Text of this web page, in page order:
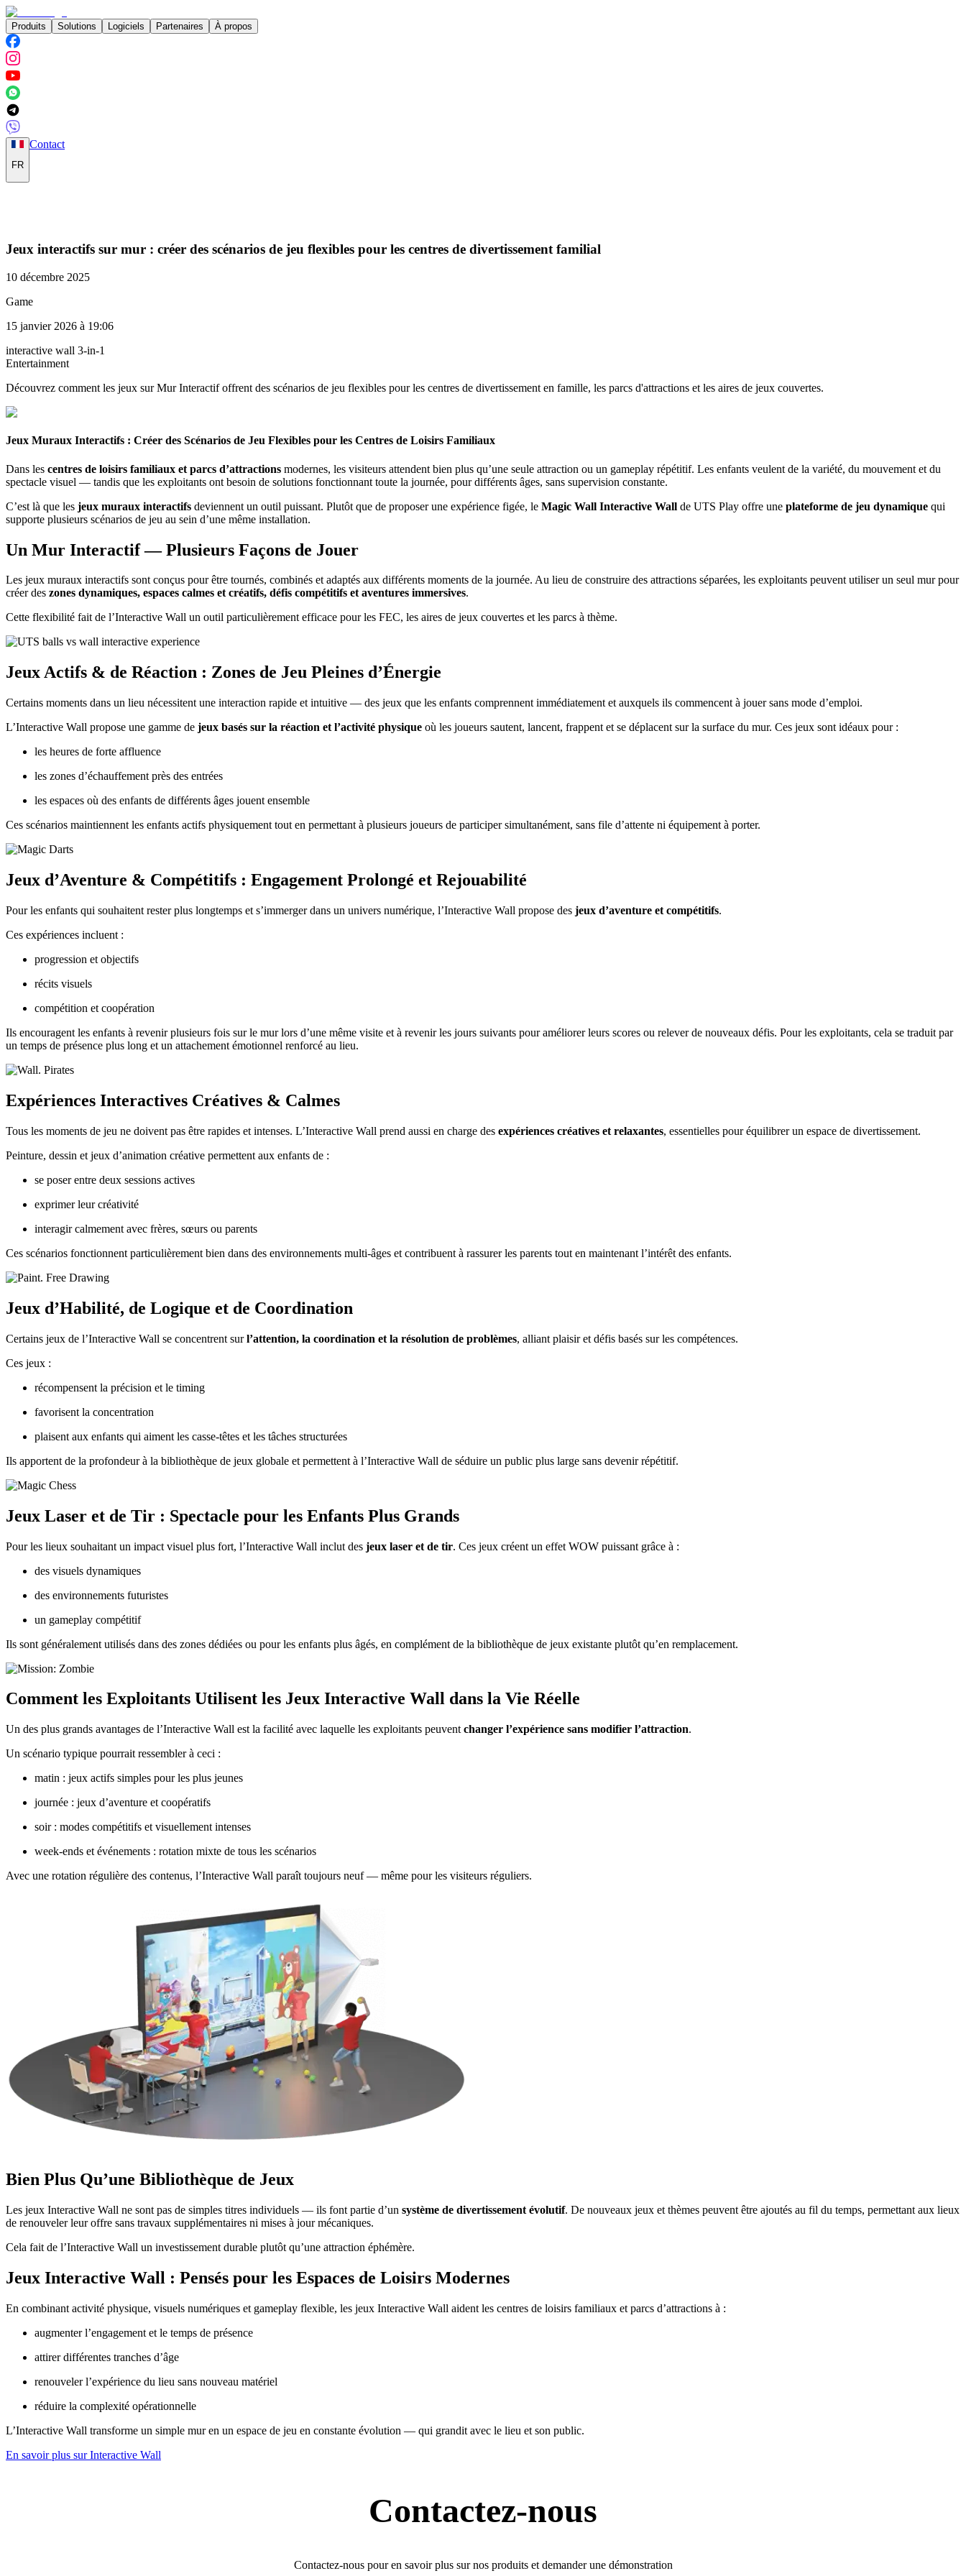
Produits Solutions Logiciels Partenaires À propos
FR
Contact
Jeux interactifs sur mur : créer des scénarios de jeu flexibles pour les centres de divertissement familial
10 décembre 2025
Game
15 janvier 2026 à 19:06
interactive wall 3-in-1
Entertainment
Découvrez comment les jeux sur Mur Interactif offrent des scénarios de jeu flexibles pour les centres de divertissement en famille, les parcs d'attractions et les aires de jeux couvertes.
Jeux Muraux Interactifs : Créer des Scénarios de Jeu Flexibles pour les Centres de Loisirs Familiaux
Dans les centres de loisirs familiaux et parcs d’attractions modernes, les visiteurs attendent bien plus qu’une seule attraction ou un gameplay répétitif. Les enfants veulent de la variété, du mouvement et du
spectacle visuel — tandis que les exploitants ont besoin de solutions fonctionnant toute la journée, pour différents âges, sans supervision constante.
C’est là que les jeux muraux interactifs deviennent un outil puissant. Plutôt que de proposer une expérience figée, le Magic Wall Interactive Wall de UTS Play offre une plateforme de jeu dynamique qui
supporte plusieurs scénarios de jeu au sein d’une même installation.
Un Mur Interactif — Plusieurs Façons de Jouer
Les jeux muraux interactifs sont conçus pour être tournés, combinés et adaptés aux différents moments de la journée. Au lieu de construire des attractions séparées, les exploitants peuvent utiliser un seul mur pour
créer des zones dynamiques, espaces calmes et créatifs, défis compétitifs et aventures immersives.
Cette flexibilité fait de l’Interactive Wall un outil particulièrement efficace pour les FEC, les aires de jeux couvertes et les parcs à thème.
Jeux Actifs & de Réaction : Zones de Jeu Pleines d’Énergie
Certains moments dans un lieu nécessitent une interaction rapide et intuitive — des jeux que les enfants comprennent immédiatement et auxquels ils commencent à jouer sans mode d’emploi.
L’Interactive Wall propose une gamme de jeux basés sur la réaction et l’activité physique où les joueurs sautent, lancent, frappent et se déplacent sur la surface du mur. Ces jeux sont idéaux pour :
les heures de forte affluence
les zones d’échauffement près des entrées
les espaces où des enfants de différents âges jouent ensemble
Ces scénarios maintiennent les enfants actifs physiquement tout en permettant à plusieurs joueurs de participer simultanément, sans file d’attente ni équipement à porter.
Jeux d’Aventure & Compétitifs : Engagement Prolongé et Rejouabilité
Pour les enfants qui souhaitent rester plus longtemps et s’immerger dans un univers numérique, l’Interactive Wall propose des jeux d’aventure et compétitifs.
Ces expériences incluent :
progression et objectifs
récits visuels
compétition et coopération
Ils encouragent les enfants à revenir plusieurs fois sur le mur lors d’une même visite et à revenir les jours suivants pour améliorer leurs scores ou relever de nouveaux défis. Pour les exploitants, cela se traduit par
un temps de présence plus long et un attachement émotionnel renforcé au lieu.
Expériences Interactives Créatives & Calmes
Tous les moments de jeu ne doivent pas être rapides et intenses. L’Interactive Wall prend aussi en charge des expériences créatives et relaxantes, essentielles pour équilibrer un espace de divertissement.
Peinture, dessin et jeux d’animation créative permettent aux enfants de :
se poser entre deux sessions actives
exprimer leur créativité
interagir calmement avec frères, sœurs ou parents
Ces scénarios fonctionnent particulièrement bien dans des environnements multi-âges et contribuent à rassurer les parents tout en maintenant l’intérêt des enfants.
Jeux d’Habilité, de Logique et de Coordination
Certains jeux de l’Interactive Wall se concentrent surl’attention, la coordination et la résolution de problèmes, alliant plaisir et défis basés sur les compétences.
Ces jeux :
récompensent la précision et le timing
favorisent la concentration
plaisent aux enfants qui aiment les casse-têtes et les tâches structurées
Ils apportent de la profondeur à la bibliothèque de jeux globale et permettent à l’Interactive Wall de séduire un public plus large sans devenir répétitif.
Jeux Laser et de Tir : Spectacle pour les Enfants Plus Grands
Pour les lieux souhaitant un impact visuel plus fort, l’Interactive Wall inclut des jeux laser et de tir. Ces jeux créent un effet WOW puissant grâce à :
des visuels dynamiques
des environnements futuristes
un gameplay compétitif
Ils sont généralement utilisés dans des zones dédiées ou pour les enfants plus âgés, en complément de la bibliothèque de jeux existante plutôt qu’en remplacement.
Comment les Exploitants Utilisent les Jeux Interactive Wall dans la Vie Réelle
Un des plus grands avantages de l’Interactive Wall est la facilité avec laquelle les exploitants peuvent changer l’expérience sans modifier l’attraction.
Un scénario typique pourrait ressembler à ceci :
matin : jeux actifs simples pour les plus jeunes
journée : jeux d’aventure et coopératifs
soir : modes compétitifs et visuellement intenses
week-ends et événements : rotation mixte de tous les scénarios
Avec une rotation régulière des contenus, l’Interactive Wall paraît toujours neuf — même pour les visiteurs réguliers.
Bien Plus Qu’une Bibliothèque de Jeux
Les jeux Interactive Wall ne sont pas de simples titres individuels — ils font partie d’un système de divertissement évolutif. De nouveaux jeux et thèmes peuvent être ajoutés au fil du temps, permettant aux lieux
de renouveler leur offre sans travaux supplémentaires ni mises à jour mécaniques.
Cela fait de l’Interactive Wall un investissement durable plutôt qu’une attraction éphémère.
Jeux Interactive Wall : Pensés pour les Espaces de Loisirs Modernes
En combinant activité physique, visuels numériques et gameplay flexible, les jeux Interactive Wall aident les centres de loisirs familiaux et parcs d’attractions à :
augmenter l’engagement et le temps de présence
attirer différentes tranches d’âge
renouveler l’expérience du lieu sans nouveau matériel
réduire la complexité opérationnelle
L’Interactive Wall transforme un simple mur en un espace de jeu en constante évolution — qui grandit avec le lieu et son public.
En savoir plus sur Interactive Wall
Contactez-nous
Contactez-nous pour en savoir plus sur nos produits et demander une démonstration